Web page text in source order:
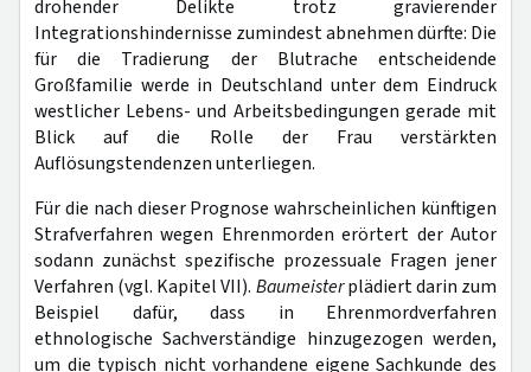
drohender Delikte trotz gravierender
Integrationshindernisse zumindest abnehmen dürfte: Die
für die Tradierung der Blutrache entscheidende
Großfamilie werde in Deutschland unter dem Eindruck
westlicher Lebens- und Arbeitsbedingungen gerade mit
Blick auf die Rolle der Frau verstärkten
Auflösungstendenzen unterliegen.
Für die nach dieser Prognose wahrscheinlichen künftigen
Strafverfahren wegen Ehrenmorden erörtert der Autor
sodann zunächst spezifische prozessuale Fragen jener
Verfahren (vgl. Kapitel VII). Baumeisterplädiert darin zum
Beispiel dafür, dass in Ehrenmordverfahren
ethnologische Sachverständige hinzugezogen werden,
um die typisch nicht vorhandene eigene Sachkunde des